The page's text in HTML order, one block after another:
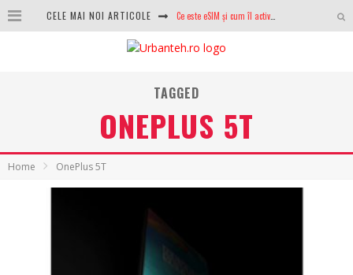
CELE MAI NOI ARTICOLE Ce este eSIM și cum îl activezi pe telefon? Ghid complet pentru Android și iPhone
TAGGED
ONEPLUS 5T
Home OnePlus 5T